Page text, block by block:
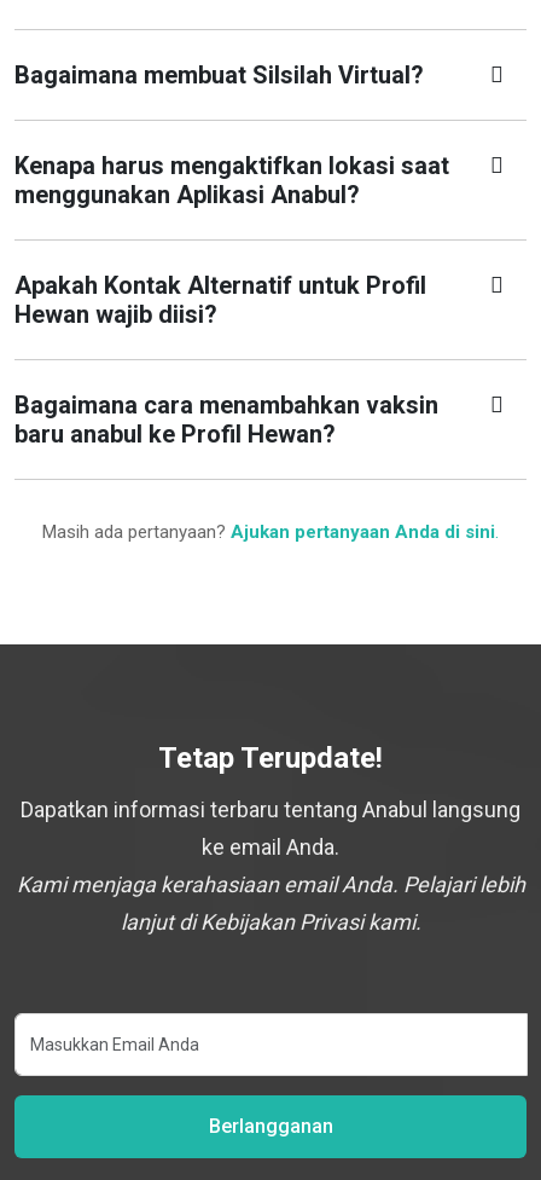
Bagaimana membuat Silsilah Virtual?
Kenapa harus mengaktifkan lokasi saat
menggunakan Aplikasi Anabul?
Apakah Kontak Alternatif untuk Profil
Hewan wajib diisi?
Bagaimana cara menambahkan vaksin
baru anabul ke Profil Hewan?
Masih ada pertanyaan? Ajukan pertanyaan Anda di sini.
Tetap Terupdate!
Dapatkan informasi terbaru tentang Anabul langsung
ke email Anda.
Kami menjaga kerahasiaan email Anda. Pelajari lebih
lanjut di Kebijakan Privasi kami.
Berlangganan